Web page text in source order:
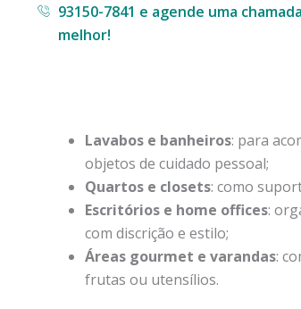
93150-7841 e agende uma
melhor!
Lavabos e banheiros: para
objetos de cuidado pessoal;
Quartos e closets: como
Escritórios e home offices:
com discrição e estilo;
Áreas gourmet e varandas:
frutas ou utensílios.